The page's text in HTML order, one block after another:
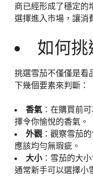
商已經形成了穩定的
選擇進入市場，讓消
如何挑
挑選雪茄不僅僅是看
下幾個要素來判斷：
香氣 ：在購買前
擇令你愉悅的香氣。
外觀 ：觀察雪茄
應該均勻無瑕疵。
大小：雪茄的大
通常新手可以選擇小